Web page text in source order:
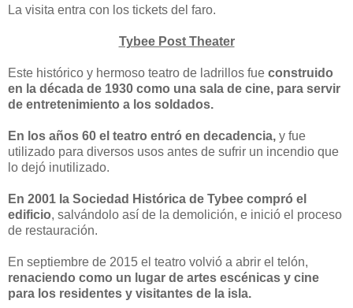
La visita entra con los tickets del faro.
Tybee Post Theater
Este histórico y hermoso teatro de ladrillos fue construido
en la década de 1930 como una sala de cine, para servir
de entretenimiento a los soldados.
En los años 60 el teatro entró en decadencia, y fue
utilizado para diversos usos antes de sufrir un incendio que
lo dejó inutilizado.
En 2001 la Sociedad Histórica de Tybee compró el
edificio, salvándolo así de la demolición, e inició el proceso
de restauración.
En septiembre de 2015 el teatro volvió a abrir el telón,
renaciendo como un lugar de artes escénicas y cine
para los residentes y visitantes de la isla.